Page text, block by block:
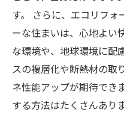
す。 さらに、エコリフォ
ーな住まいは、心地よい
な環境や、地球環境に配
スの複層化や断熱材の取
ネ性能アップが期待でき
する方法はたくさんあり